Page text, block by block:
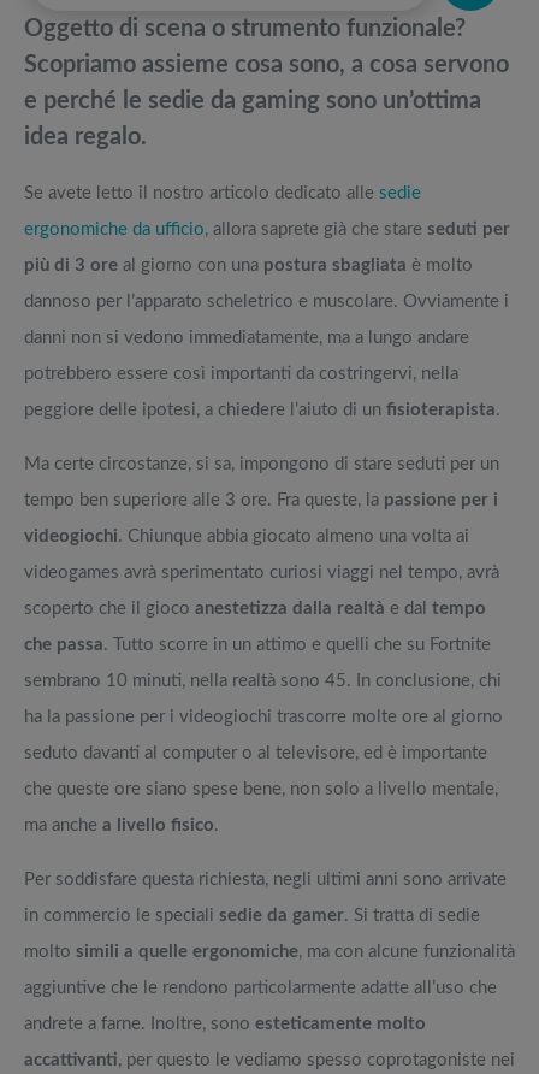
Migliori smartphone da gaming: quale comprare per essere sempre al
top
tech
Offerte robot aspirapolvere da non perdere nella Black Friday Week
Oggetto di scena o strumento funzionale?
Scopriamo assieme cosa sono, a cosa servono
e perché le sedie da gaming sono un’ottima
idea regalo.
Se avete letto il nostro articolo dedicato alle sedie
ergonomiche da ufficio, allora saprete già che stare seduti per
più di 3 ore al giorno con una postura sbagliata è molto
dannoso per l’apparato scheletrico e muscolare. Ovviamente i
danni non si vedono immediatamente, ma a lungo andare
potrebbero essere così importanti da costringervi, nella
peggiore delle ipotesi, a chiedere l’aiuto di un fisioterapista.
Ma certe circostanze, si sa, impongono di stare seduti per un
tempo ben superiore alle 3 ore. Fra queste, la passione per i
videogiochi. Chiunque abbia giocato almeno una volta ai
videogames avrà sperimentato curiosi viaggi nel tempo, avrà
scoperto che il gioco anestetizza dalla realtà e dal tempo
che passa. Tutto scorre in un attimo e quelli che su Fortnite
sembrano 10 minuti, nella realtà sono 45. In conclusione, chi
ha la passione per i videogiochi trascorre molte ore al giorno
seduto davanti al computer o al televisore, ed è importante
che queste ore siano spese bene, non solo a livello mentale,
ma anche a livello fisico.
Per soddisfare questa richiesta, negli ultimi anni sono arrivate
in commercio le speciali sedie da gamer. Si tratta di sedie
molto simili a quelle ergonomiche, ma con alcune funzionalità
aggiuntive che le rendono particolarmente adatte all’uso che
andrete a farne. Inoltre, sono esteticamente molto
accattivanti, per questo le vediamo spesso coprotagoniste nei